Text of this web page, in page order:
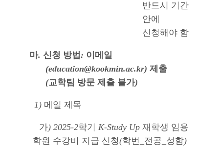
반드시 기간
안에
신청해야 함
마. 신청 방법: 이메일
(education@kookmin.ac.kr) 제출
(교학팀 방문 제출 불가)
1) 메일 제목
가) 2025-2학기 K-Study Up 재학생 임용
학원 수강비 지급 신청(학번 전공 성함)